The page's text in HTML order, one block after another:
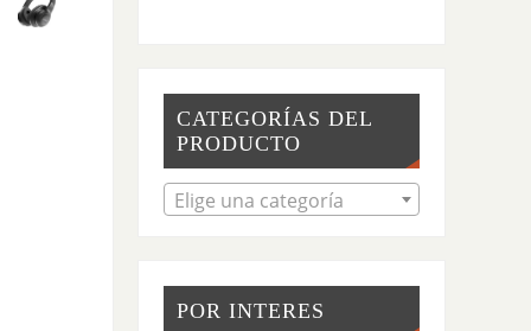
CATEGORÍAS DEL
PRODUCTO
Elige una categoría
POR INTERES